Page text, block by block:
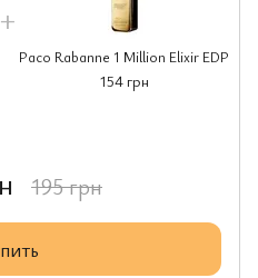
Paco Rabanne 1 Million Elixir EDP
154 грн
195 грн